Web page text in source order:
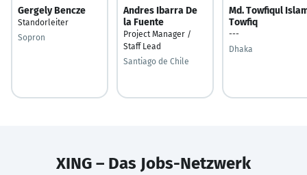
Gergely Bencze
Standorleiter
Sopron
Andres Ibarra De
la Fuente
Project Manager /
Staff Lead
Santiago de Chile
Md. Towfiqul
Towfiq
---
Dhaka
XING – Das Jobs-Netzwerk